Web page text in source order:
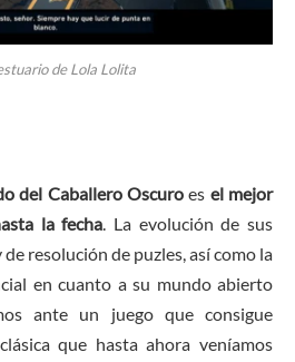
de Lola Lolita
del Caballero Oscuro es el mejor
la fecha. La evolución de sus
resolución de puzles, así como la
en cuanto a su mundo abierto
ante un juego que consigue
que hasta ahora veníamos